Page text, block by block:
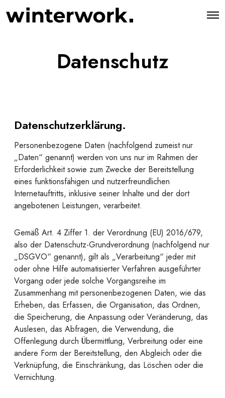
O
Datenschutz
Datenschutzerklärung.
Personenbezogene Daten (nachfolgend zumeist nur
„Daten“ genannt) werden von uns nur im Rahmen der
Erforderlichkeit sowie zum Zwecke der Bereitstellung
eines funktionsfähigen und nutzerfreundlichen
Internetauftritts, inklusive seiner Inhalte und der dort
angebotenen Leistungen, verarbeitet.
Gemäß Art. 4 Ziffer 1. der Verordnung (EU) 2016/679,
also der Datenschutz-Grundverordnung (nachfolgend nur
„DSGVO“ genannt), gilt als „Verarbeitung“ jeder mit
oder ohne Hilfe automatisierter Verfahren ausgeführter
Vorgang oder jede solche Vorgangsreihe im
Zusammenhang mit personenbezogenen Daten, wie das
Erheben, das Erfassen, die Organisation, das Ordnen,
die Speicherung, die Anpassung oder Veränderung, das
Auslesen, das Abfragen, die Verwendung, die
Offenlegung durch Übermittlung, Verbreitung oder eine
andere Form der Bereitstellung, den Abgleich oder die
Verknüpfung, die Einschränkung, das Löschen oder die
Vernichtung.